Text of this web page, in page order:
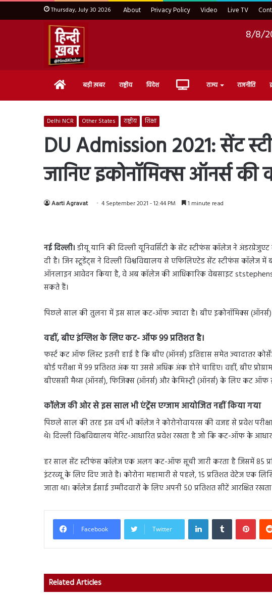
Thursday, July 30 2026 About Privacy Policy Video Live TV
8/8/
Home बड़ी ख़बर राष्ट्रीय विदेश Live राज्य राजनीति
Delhi NCR Other States राष्ट्रीय शिक्षा
DU Admission 2021: सेंट
जानिए इकोनॉमिक्स ऑनर्स
Aarti Agravat 4 September 2021 - 12:44 PM 1 minute read
नई दिल्ली। डीयू यानि की दिल्ली यूनिवर्सिटी के सेंट स्टीफंस कॉलेज ने
दी है। जिन स्टूडेंट्स ने दिल्ली विश्वविद्यालय से एफिलिएटेड सेंट स्टीफंस कॉलेज में
ऑनलाइन आवेदन किया है, वे अब कॉलेज की आधिकारिक वेबसाइट
सकते हैं।
पिछले साल की तुलना में इस साल कट-ऑफ ज्यादा है। बीए इकोनॉमिक्स
वहीं, बीए इंग्लिश के लिए कट- ऑफ 99 प्रतिशत है।
फर्स्ट कट ऑफ लिस्ट इतनी हाई है कि बीए (ऑनर्स) इतिहास समेत ज्यादातर
बोर्ड परीक्षा में 99 प्रतिशत अंक या उससे अधिक अंक होने चाहिए। वहीं, बीए
बीएससी मैथ्स (ऑनर्स), फिजिक्स (ऑनर्स) और केमिस्ट्री (ऑनर्स) के लिए कट ऑफ
कॉलेज की ओर से इस साल भी एंट्रेंस एग्जाम आयोजित नहीं किया गया
पिछले साल की तरह इस वर्ष भी कॉलेज ने कोरोनोवायरस की वजह से प्रवेश
थे। दिल्ली विश्वविद्यालय मेरिट-आधारित प्रवेश रखता है जो कि कट-ऑफ के
हर साल सेंट स्टीफंस कॉलेज एक अलग कट-ऑफ सूची जारी करता है जिसमें 85
इंटरव्यू के लिए दिए जाते है। कोरोना महामारी से पहले, 15 प्रतिशत वेटेज एक
जाता था। कॉलेज ईसाई उम्मीदवारों के लिए अपनी 50 प्रतिशत सीटें आरक्षित
Facebook Twitter
LinkedInTumblr
Related Articles